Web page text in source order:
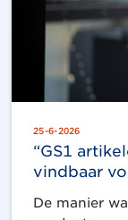
25-6-2026
“GS1
vindbaar
De manier